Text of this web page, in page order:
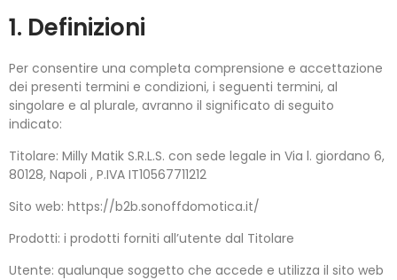
1. Definizioni
Per consentire una completa comprensione e accettazione
dei presenti termini e condizioni, i seguenti termini, al
singolare e al plurale, avranno il significato di seguito
indicato:
Titolare: Milly Matik S.R.L.S. con sede legale in Via l. giordano 6,
80128, Napoli , P.IVA IT10567711212
Sito web: https://b2b.sonoffdomotica.it/
Prodotti: i prodotti forniti all’utente dal Titolare
Utente: qualunque soggetto che accede e utilizza il sito web